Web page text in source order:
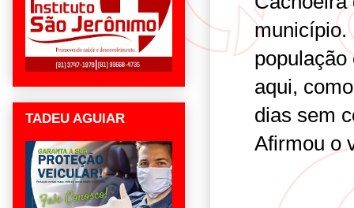
município.
aqui,
dias sem
Afirmou o
TADEU AGUIAR